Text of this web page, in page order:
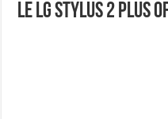
Le LG Stylus 2 Plus